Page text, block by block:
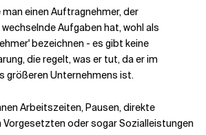
einen Auftragnehmer, der
Aufgaben hat, wohl als
bezeichnen - es gibt keine
die regelt, was er tut, da er im
größeren Unternehmens ist.
Arbeitszeiten, Pausen, direkte
oder sogar Sozialleistungen